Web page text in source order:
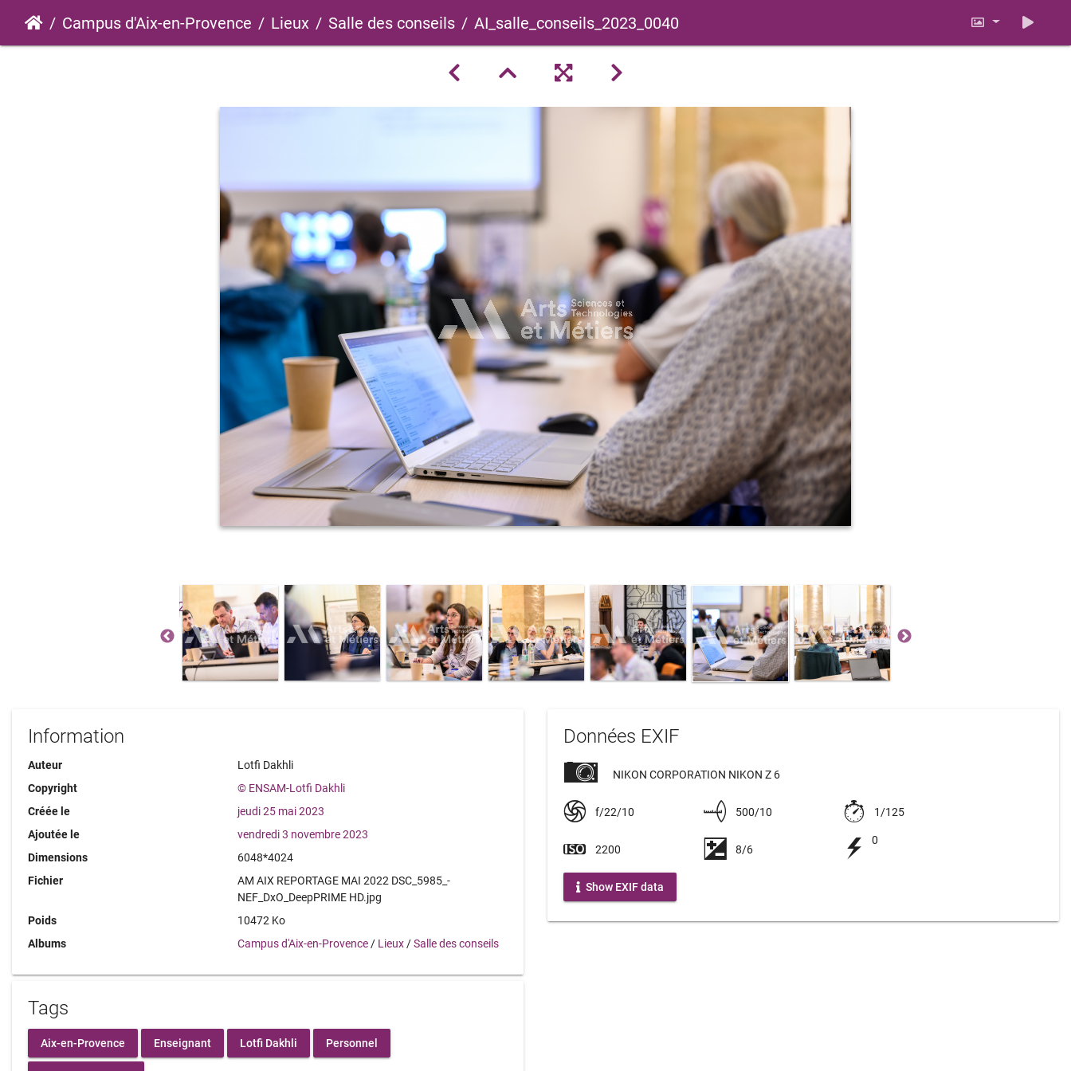
Campus d'Aix-en-Provence Lieux Salle des conseils AI_salle_conseils_2023_0040
Information
Auteur
Lotfi Dakhli
Copyright
© ENSAM-Lotfi Dakhli
Créée le
jeudi 25 mai 2023
Ajoutée le
vendredi 3 novembre 2023
Dimensions
6048*4024
Fichier
AM AIX REPORTAGE MAI 2022 DSC_5985_-
NEF_DxO_DeepPRIME HD.jpg
Poids
10472 Ko
Albums
Campus d'Aix-en-Provence / Lieux /Salle des conseils
Tags
Aix-en-Provence Enseignant Lotfi Dakhli Personnel
Données EXIF
NIKON CORPORATION NIKON Z 6
f/22/10 500/10 1/125
2200 8/6
0
Show EXIF data